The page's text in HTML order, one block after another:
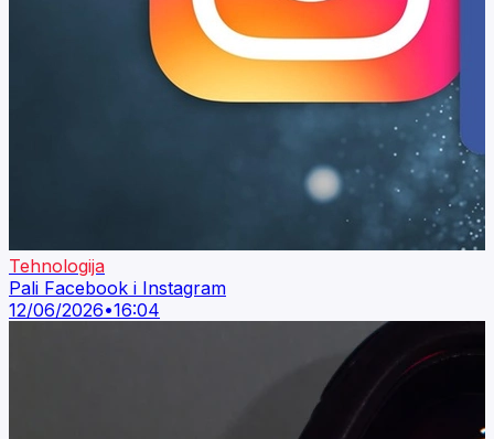
Tehnologija
Pali Facebook i Instagram
12/06/2026•16:04